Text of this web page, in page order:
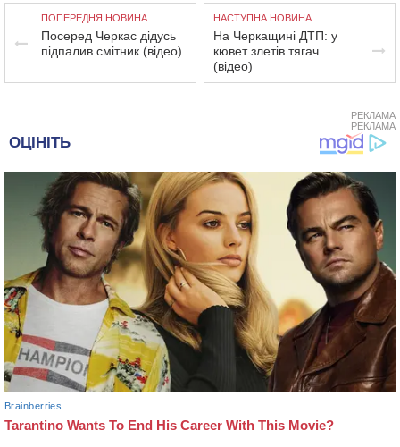
ПОПЕРЕДНЯ НОВИНА
Посеред Черкас дідусь
підпалив смітник (відео)
НАСТУПНА НОВИНА
На Черкащині ДТП: у
кювет злетів тягач
(відео)
РЕКЛАМА
РЕКЛАМА